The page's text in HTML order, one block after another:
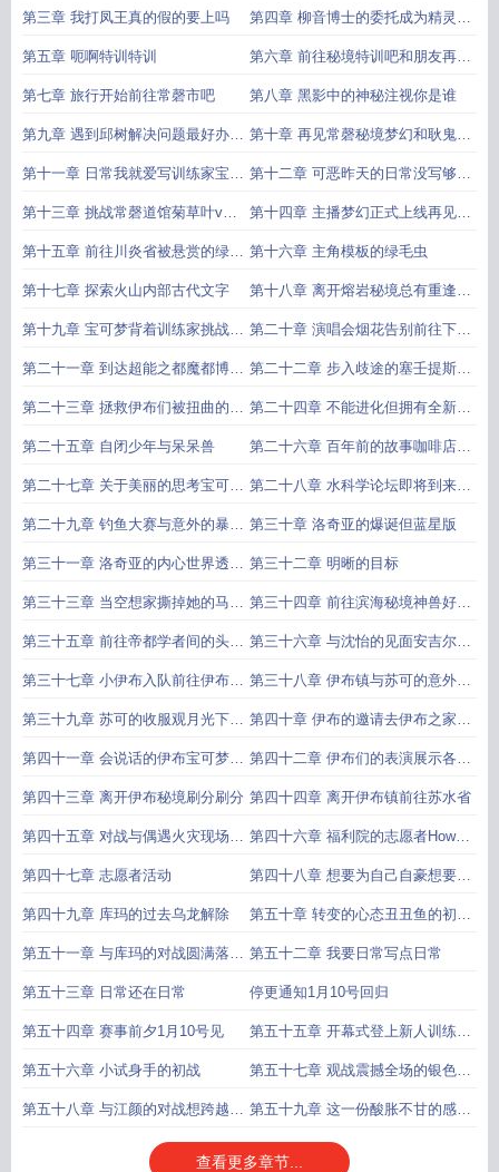
三折
第三章 我打凤王真的假的要上吗 第四章 柳音博士的委托成为精灵调
查员吧
第五章 呃啊特训特训 第六章 前往秘境特训吧和朋友再会
吧
第七章 旅行开始前往常磬市吧 第八章 黑影中的神秘注视你是谁
第九章 遇到邱树解决问题最好办法
就是解决问题本身
第十章 再见常磬秘境梦幻和耿鬼入
队以后请多多指教
第十一章 日常我就爱写训练家宝可
梦贴贴的日常嗷嗷嗷
第十二章 可恶昨天的日常没写够今
天再写
第十三章 挑战常磬道馆菊草叶vs
花椰猴
第十四章 主播梦幻正式上线再见常
磬市
第十五章 前往川炎省被悬赏的绿毛
虫
第十六章 主角模板的绿毛虫
第十七章 探索火山内部古代文字 第十八章 离开熔岩秘境总有重逢的
那一天
第十九章 宝可梦背着训练家挑战道
馆是不是什么穿越者必备传统
第二十章 演唱会烟花告别前往下一
个地方
第二十一章 到达超能之都魔都博物
馆与百年前故事的主角
第二十二章 步入歧途的塞壬提斯离
开魔都
第二十三章 拯救伊布们被扭曲的心
灵越来越多未知的谜团
第二十四章 不能进化但拥有全新可
能性的菊草叶海边钓鱼
第二十五章 自闭少年与呆呆兽 第二十六章 百年前的故事咖啡店与
沙奈朵的再会
第二十七章 关于美丽的思考宝可梦
古代语天才余阳
第二十八章 水科学论坛即将到来的
钓鱼大赛
第二十九章 钓鱼大赛与意外的暴风
雨灾难的前奏
第三十章 洛奇亚的爆诞但蓝星版
第三十一章 洛奇亚的内心世界透支
与坠落
第三十二章 明晰的目标
第三十三章 当空想家撕掉她的马甲
并开始发力丑丑鱼入队
第三十四章 前往滨海秘境神兽好友
名单喜添四个
第三十五章 前往帝都学者间的头脑
风暴茶话会
第三十六章 与沈怡的见面安吉尔的
小时候
第三十七章 小伊布入队前往伊布镇
的准备
第三十八章 伊布镇与苏可的意外相
遇
第三十九章 苏可的收服观月光下歌
唱的胖丁
第四十章 伊布的邀请去伊布之家做
客吧
第四十一章 会说话的伊布宝可梦的
时间
第四十二章 伊布们的表演展示各自
进化的魅力
第四十三章 离开伊布秘境刷分刷分 第四十四章 离开伊布镇前往苏水省
第四十五章 对战与偶遇火灾现场脸
上带疤的黑鲁加
第四十六章 福利院的志愿者How
old are you
第四十七章 志愿者活动 第四十八章 想要为自己自豪想要坦
然地喜欢不完美的自己
第四十九章 库玛的过去乌龙解除 第五十章 转变的心态丑丑鱼的初次
表演
第五十一章 与库玛的对战圆满落幕
与离开
第五十二章 我要日常写点日常
第五十三章 日常还在日常 停更通知1月10号回归
第五十四章 赛事前夕1月10号见 第五十五章 开幕式登上新人训练家
的舞台芜湖回归
第五十六章 小试身手的初战 第五十七章 观战震撼全场的银色巨
金怪下一轮抽签
第五十八章 与江颜的对战想跨越那 第五十九章 这一份酸胀不甘的感情
是青年杯的两大黑马
查看更多章节...